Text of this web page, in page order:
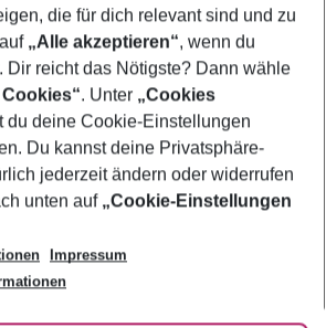
ändern
die für dich relevant sind und zu
„Alle akzeptieren“, wenn du
Dir reicht das Nötigste? Dann wähle
. Unter „Cookies
du deine Cookie-Einstellungen
Du kannst deine Privatsphäre-
jederzeit ändern oder widerrufen
unten auf „Cookie-Einstellungen
Impressum